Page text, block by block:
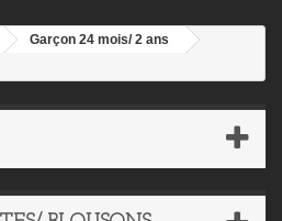
Garçon 24 mois/ 2 ans